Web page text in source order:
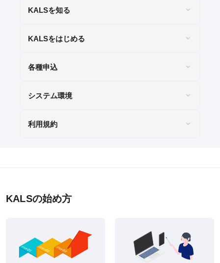
教材発送／
申込・受講（サポート）期限
テストバンク・テストエンジン推奨環境
利用規約
KALSを知る
KALSをはじめる
各種申込
システム環境
利用規約
KALSの始め方